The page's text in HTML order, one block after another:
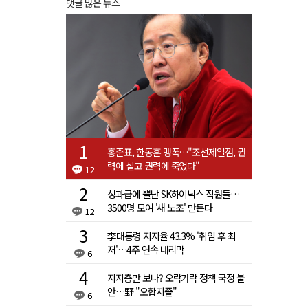
댓글 많은 뉴스
12
홍준표, 한동훈 맹폭…"조선제일껌, 권
력에 살고 권력에 죽었다"
12
성과급에 뿔난 SK하이닉스 직원들…
3500명 모여 '새 노조' 만든다
6
李대통령 지지율 43.3% '취임 후 최
저'…4주 연속 내리막
6
지지층만 보나? 오락가락 정책 국정 불
안…野 "오합지졸"